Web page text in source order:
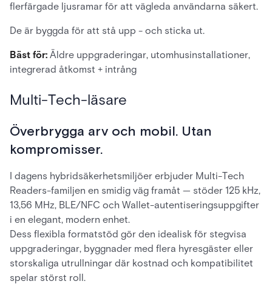
flerfärgade ljusramar för att vägleda användarna säkert.
De är byggda för att stå upp - och sticka ut.
Bäst för: Äldre uppgraderingar, utomhusinstallationer,
integrerad åtkomst + intrång
Multi-Tech-läsare
Överbrygga arv och mobil. Utan
kompromisser.
I dagens hybridsäkerhetsmiljöer erbjuder Multi-Tech
Readers-familjen en smidig väg framåt — stöder 125 kHz,
13,56 MHz, BLE/NFC och Wallet-autentiseringsuppgifter
i en elegant, modern enhet.
Dess flexibla formatstöd gör den idealisk för stegvisa
uppgraderingar, byggnader med flera hyresgäster eller
storskaliga utrullningar där kostnad och kompatibilitet
spelar störst roll.